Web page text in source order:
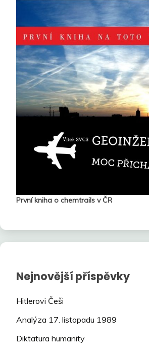
První kniha o chemtrails v ČR
Nejnovější příspěvky
Hitlerovi Češi
Analýza 17. listopadu 1989
Diktatura humanity